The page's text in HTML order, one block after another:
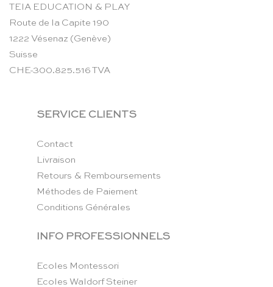
TEIA EDUCATION & PLAY
Route de la Capite 190
1222 Vésenaz (Genève)
Suisse
CHE-300.825.516 TVA
SERVICE CLIENTS
Contact
Livraison
Retours & Remboursements
Méthodes de Paiement
Conditions Générales
INFO PROFESSIONNELS
Ecoles Montessori
Ecoles Waldorf Steiner